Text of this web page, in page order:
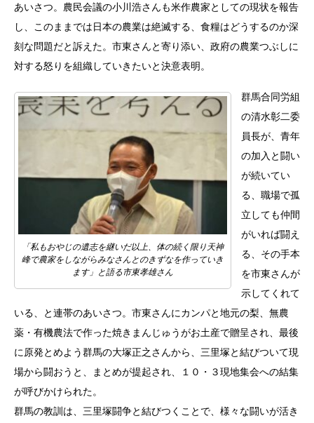
あいさつ。農民会議の小川浩さんも米作農家としての現状を報告
し、このままでは日本の農業は絶滅する、食糧はどうするのか深
刻な問題だと訴えた。市東さんと寄り添い、政府の農業つぶしに
対する怒りを組織していきたいと決意表明。
「私もおやじの遺志を継いだ以上、体の続く限り天神
峰で農家をしながらみなさんとのきずなを作っていき
ます」と語る市東孝雄さん
群馬合同労組
の清水彰二委
員長が、青年
の加入と闘い
が続いてい
る、職場で孤
立しても仲間
がいれば闘え
る、その手本
を市東さんが
示してくれて
いる、と連帯のあいさつ。市東さんにカンパと地元の梨、無農
薬・有機農法で作った焼きまんじゅうがお土産で贈呈され、最後
に原発とめよう群馬の大塚正之さんから、三里塚と結びついて現
場から闘おうと、まとめが提起され、１０・３現地集会への結集
が呼びかけられた。
群馬の教訓は、三里塚闘争と結びつくことで、様々な闘いが活き